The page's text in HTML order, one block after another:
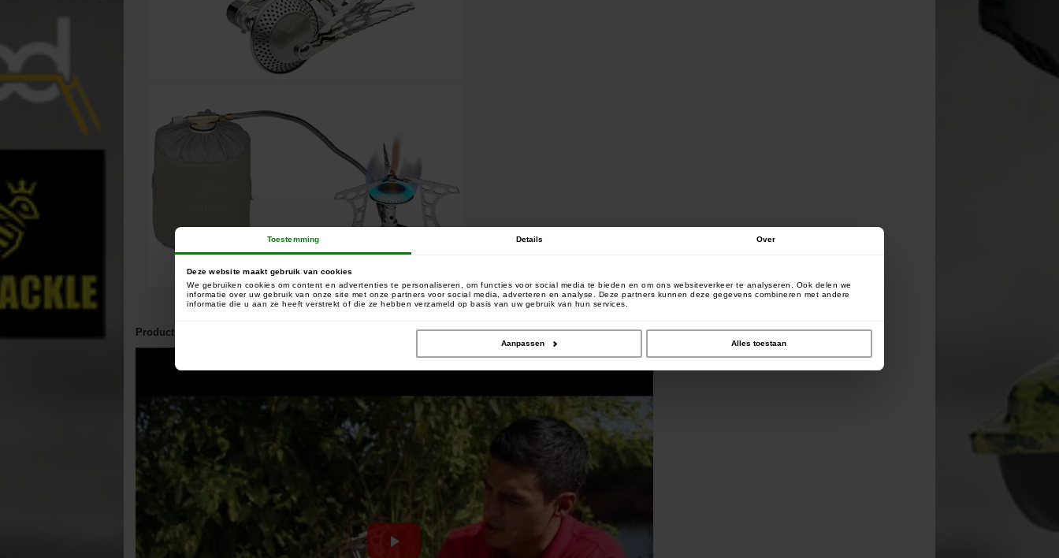
Toestemming Details Over
Deze website maakt gebruik van cookies
We gebruiken cookies om content en advertenties te personaliseren, om functies voor social media te bieden en om ons websiteverkeer te analyseren. Ook delen we
informatie over uw gebruik van onze site met onze partners voor social media, adverteren en analyse. Deze partners kunnen deze gegevens combineren met andere
informatie die u aan ze heeft verstrekt of die ze hebben verzameld op basis van uw gebruik van hun services.
Aanpassen Alles toestaan
Productpresentatie